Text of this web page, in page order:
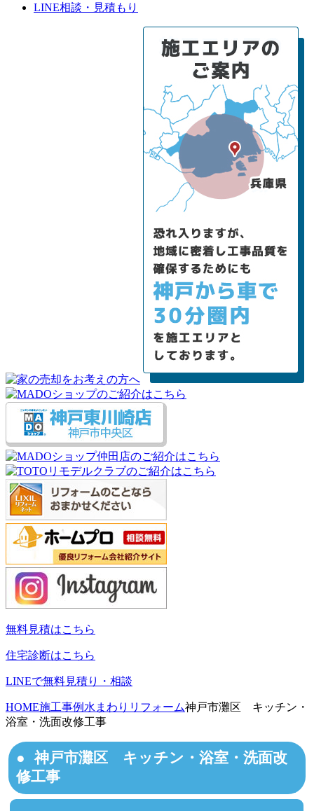
LINE相談・見積もり
無料見積はこちら
住宅診断はこちら
LINEで無料見積り・相談
HOME施工事例 水まわりリフォーム神戸市灘区 キッチン・
浴室・洗面改修工事
神戸市灘区 キッチン・浴室・洗面改
修工事